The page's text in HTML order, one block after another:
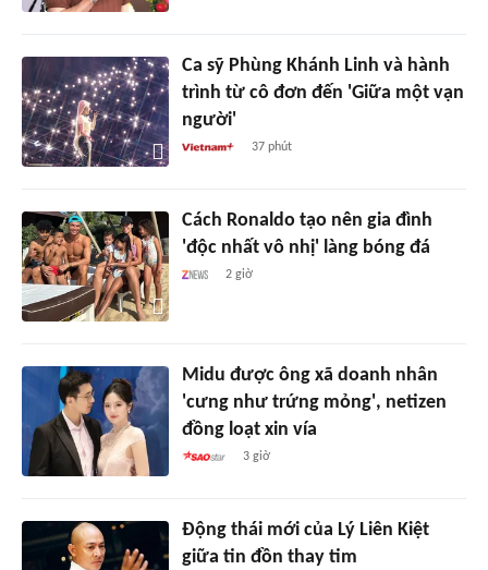
Ca sỹ Phùng Khánh Linh và hành
trình từ cô đơn đến 'Giữa một vạn
người'
37 phút
Cách Ronaldo tạo nên gia đình
'độc nhất vô nhị' làng bóng đá
2 giờ
Midu được ông xã doanh nhân
'cưng như trứng mỏng', netizen
đồng loạt xin vía
3 giờ
Động thái mới của Lý Liên Kiệt
giữa tin đồn thay tim